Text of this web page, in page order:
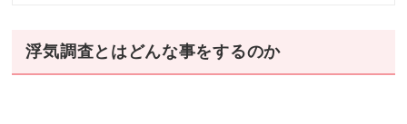
浮気調査とはどんな事をするのか